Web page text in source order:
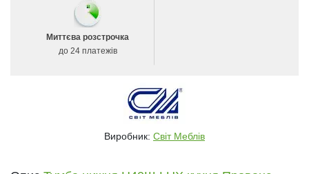
Миттєва розстрочка
до 24 платежів
Виробник: Світ Меблів